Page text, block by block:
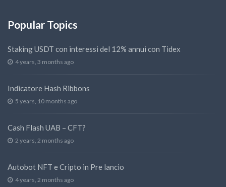
Popular Topics
Staking USDT con interessi del 12% annui con Tidex
4 years, 3 months ago
Indicatore Hash Ribbons
5 years, 10 months ago
Cash Flash UAB – CFT?
2 years, 2 months ago
Autobot NFT e Cripto in Pre lancio
4 years, 2 months ago